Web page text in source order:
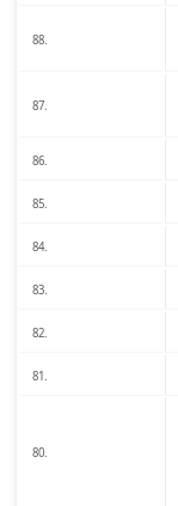
88.
87.
86.
85.
84.
83.
82.
81.
80.